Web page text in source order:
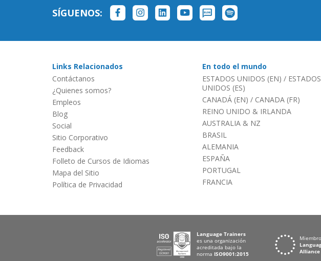
SÍGUENOS:
Links Relacionados
Contáctanos
¿Quienes somos?
Empleos
Blog
Social
Sitio Corporativo
Feedback
Folleto de Cursos de Idiomas
Mapa del Sitio
Política de Privacidad
En todo el mundo
ESTADOS UNIDOS (EN) / ESTADOS
UNIDOS (ES)
CANADÁ (EN) / CANADA (FR)
REINO UNIDO & IRLANDA
AUSTRALIA & NZ
BRASIL
ALEMANIA
ESPAÑA
PORTUGAL
FRANCIA